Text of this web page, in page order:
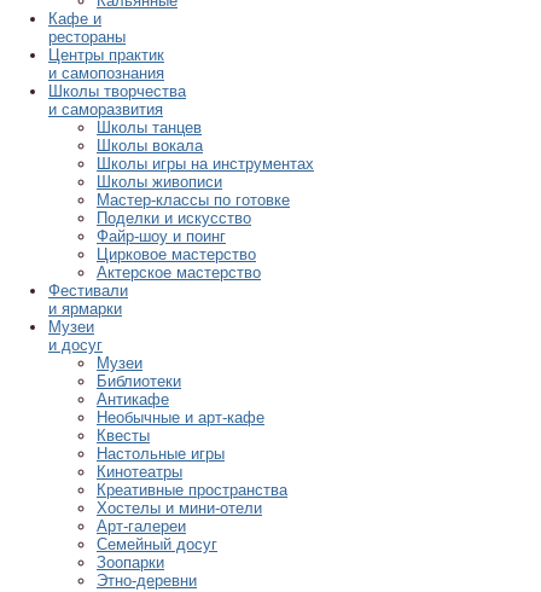
Кафе и
рестораны
Центры практик
и самопознания
Школы творчества
и саморазвития
Школы танцев
Школы вокала
Школы игры на инструментах
Школы живописи
Мастер-классы по готовке
Поделки и искусство
Файр-шоу и поинг
Цирковое мастерство
Актерское мастерство
Фестивали
и ярмарки
Музеи
и досуг
Музеи
Библиотеки
Антикафе
Необычные и арт-кафе
Квесты
Настольные игры
Кинотеатры
Креативные пространства
Хостелы и мини-отели
Арт-галереи
Семейный досуг
Зоопарки
Этно-деревни